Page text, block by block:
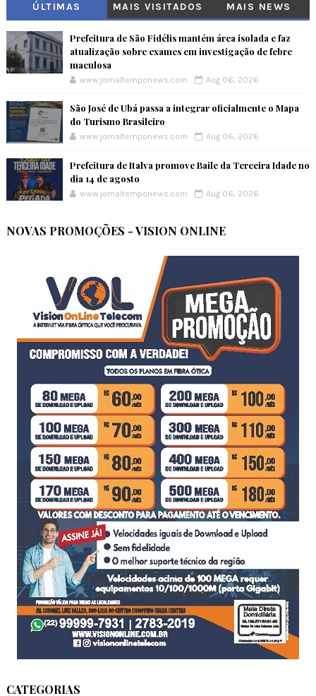
ÚLTIMAS MAIS VISITADOS MAIS NEWS
Prefeitura de São Fidélis mantém área isolada e faz
atualização sobre exames em investigação de febre
maculosa
www.jornaltemponews.com Aug 06, 2026
São José de Ubá passa a integrar oficialmente o Mapa
do Turismo Brasileiro
www.jornaltemponews.com Aug 06, 2026
Prefeitura de Italva promove Baile da Terceira Idade no
dia 14 de agosto
www.jornaltemponews.com Aug 06, 2026
NOVAS PROMOÇÕES - VISION ONLINE
CATEGORIAS